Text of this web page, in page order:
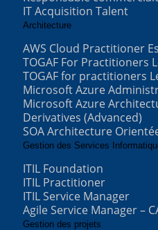
IT Acquisition Talent
Architecture
AWS Cloud Practitioner
TOGAF For Practitioners
TOGAF for practitioners
Microsoft Azure
Microsoft Azure
Derivatives (Advanced)
SOA Architecture
Gestion des Services
ITIL Foundation
ITIL Practitioner
ITIL Service Manager
Agile Service Manager –
Gestion des projets